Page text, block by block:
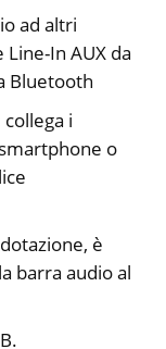
ad altri
In AUX da
Bluetooth
i
o
è
barra audio al